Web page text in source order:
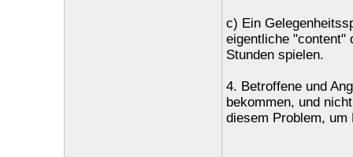
c) Ein
eigentliche "content"
Stunden spielen.
4. Betroffene und
bekommen, und
diesem Problem, um